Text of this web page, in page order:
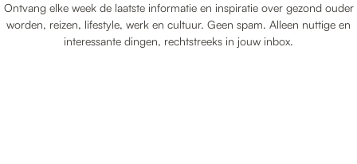
Ontvang elke week de laatste informatie en inspiratie over gezond ouder
worden, reizen, lifestyle, werk en cultuur. Geen spam. Alleen nuttige en
interessante dingen, rechtstreeks in jouw inbox.